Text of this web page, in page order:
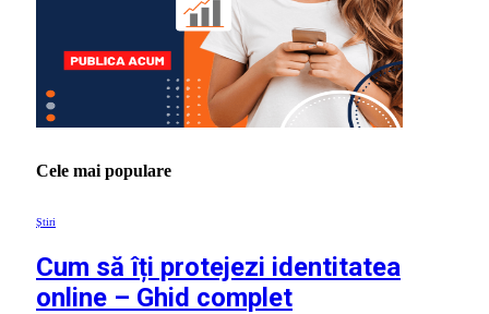
Cele mai populare
Știri
Cum să îți protejezi identitatea
online – Ghid complet